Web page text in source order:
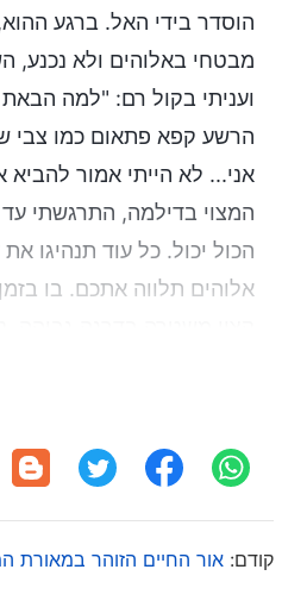
הוסדר בידי האל. ברגע
מבטחי באלוהים ולא נכנע,
ועניתי בקול רם: "למה
הרשע קפא פתאום כמו צבי
אני... לא הייתי אמור
המצוי בדילמה, התרגשתי
הכול יכול. כל עוד תנהיגו
אלוהים תלווה אתכם. בו
ומיד נשחרר אותך." כשהוא
וחבט עם אגרופו בצד
לאחר מכן הם החזירו אותי
קודם: אור החיים הזוהר במאורת